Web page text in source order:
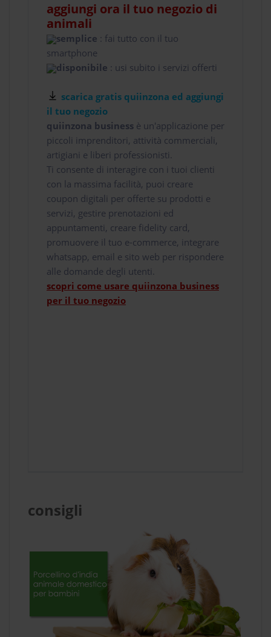
aggiungi ora il tuo negozio di
animali
semplice : fai tutto con il tuo
smartphone
disponibile : usi subito i servizi offerti
scarica gratis quiinzona ed aggiungi
il tuo negozio
quiinzona business è un'applicazione per
piccoli imprenditori, attività commerciali,
artigiani e liberi professionisti.
Ti consente di interagire con i tuoi clienti
con la massima facilità, puoi creare
coupon digitali per offerte su prodotti e
servizi, gestire prenotazioni ed
appuntamenti, creare fidelity card,
promuovere il tuo e-commerce, integrare
whatsapp, email e sito web per rispondere
alle domande degli utenti.
scopri come usare quiinzona business
per il tuo negozio
consigli